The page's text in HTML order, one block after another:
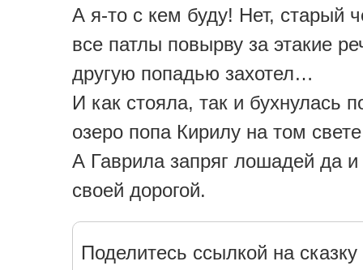
А я-то с кем буду! Нет, старый
все патлы повырву за этакие
другую попадью захотел…
И как стояла, так и бухнулась
озеро попа Кирилу на том
А Гаврила запряг лошадей да и
своей дорогой.
Поделитесь ссылкой на сказку